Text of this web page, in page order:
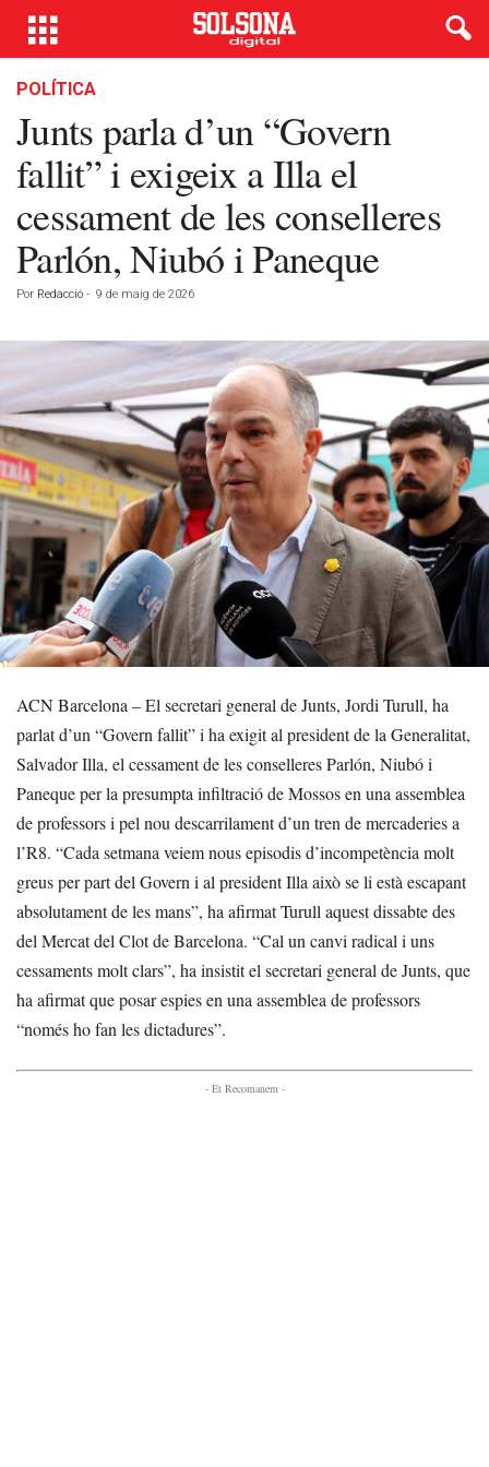
POLÍTICA
Junts parla d’un “Govern
fallit” i exigeix a Illa el
cessament de les conselleres
Parlón, Niubó i Paneque
Por Redacció - 9 de maig de 2026
ACN Barcelona – El secretari general de Junts, Jordi Turull, ha
parlat d’un “Govern fallit” i ha exigit al president de la Generalitat,
Salvador Illa, el cessament de les conselleres Parlón, Niubó i
Paneque per la presumpta infiltració de Mossos en una assemblea
de professors i pel nou descarrilament d’un tren de mercaderies a
l’R8. “Cada setmana veiem nous episodis d’incompetència molt
greus per part del Govern i al president Illa això se li està escapant
absolutament de les mans”, ha afirmat Turull aquest dissabte des
del Mercat del Clot de Barcelona. “Cal un canvi radical i uns
cessaments molt clars”, ha insistit el secretari general de Junts, que
ha afirmat que posar espies en una assemblea de professors
“només ho fan les dictadures”.
- Et Recomanem -